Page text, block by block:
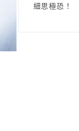
細思極恐！